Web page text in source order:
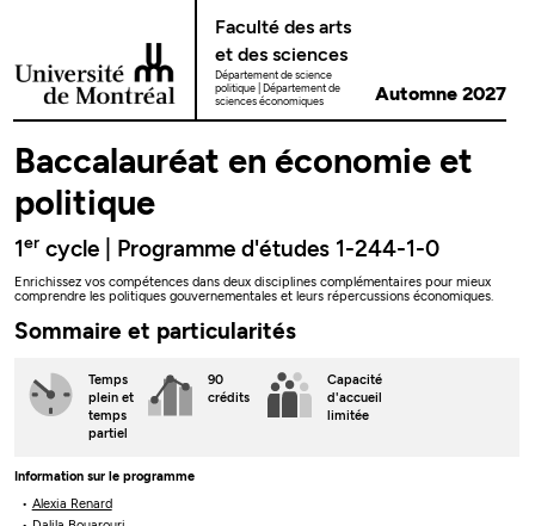
Faculté des arts
et des sciences
Département de science
politique Département de
sciences économiques
Automne 2027
Baccalauréat en économie et
politique
1er cycle | Programme d'études 1-244-1-0
Enrichissez vos compétences dans deux disciplines complémentaires pour mieux
comprendre les politiques gouvernementales et leurs répercussions économiques.
Sommaire et particularités
Temps
plein et
temps
partiel
90
crédits
Capacité
d'accueil
limitée
Information sur le programme
Alexia Renard